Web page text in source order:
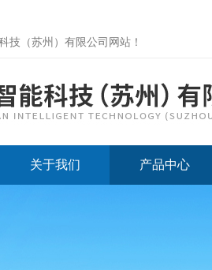
技（苏州）有限公司网站！
关于我们 产品中心